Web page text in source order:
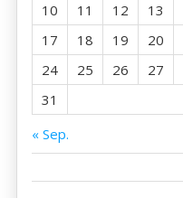
10
11 12 13
17
18 19 20
24
25 26 27
31
« Sep.